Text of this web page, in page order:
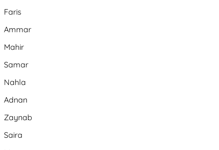
Faris
Ammar
Mahir
Samar
Nahla
Adnan
Zaynab
Saira